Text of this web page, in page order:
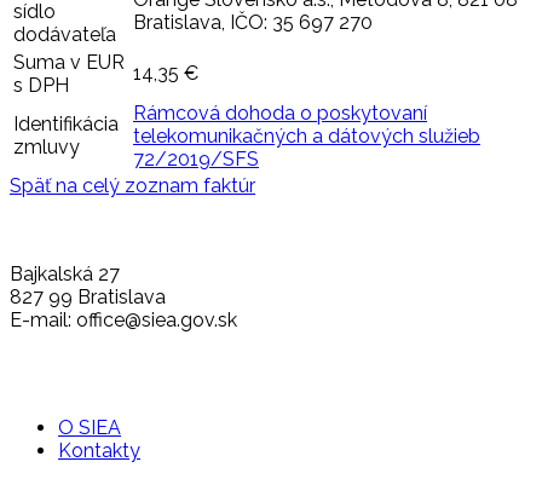
sídlo
dodávateľa
Bratislava, IČO: 35 697 270
Suma v EUR
s DPH
14,35 €
Identifikácia
zmluvy
Rámcová dohoda o poskytovaní
telekomunikačných a dátových služieb
72/2019/SFS
Späť na celý zoznam faktúr
Bajkalská 27
827 99 Bratislava
E-mail: office@siea.gov.sk
O SIEA
Kontakty